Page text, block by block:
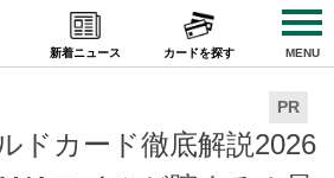
新着ニュース カードを探す MENU
PR
ドカード徹底解説2026